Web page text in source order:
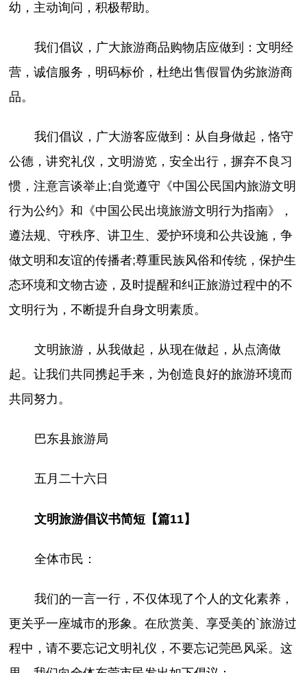
幼，主动询问，积极帮助。
我们倡议，广大旅游商品购物店应做到：文明经
营，诚信服务，明码标价，杜绝出售假冒伪劣旅游商
品。
我们倡议，广大游客应做到：从自身做起，恪守
公德，讲究礼仪，文明游览，安全出行，摒弃不良习
惯，注意言谈举止;自觉遵守《中国公民国内旅游文明
行为公约》和《中国公民出境旅游文明行为指南》，
遵法规、守秩序、讲卫生、爱护环境和公共设施，争
做文明和友谊的传播者;尊重民族风俗和传统，保护生
态环境和文物古迹，及时提醒和纠正旅游过程中的不
文明行为，不断提升自身文明素质。
文明旅游，从我做起，从现在做起，从点滴做
起。让我们共同携起手来，为创造良好的旅游环境而
共同努力。
巴东县旅游局
五月二十六日
文明旅游倡议书简短【篇11】
全体市民：
我们的一言一行，不仅体现了个人的文化素养，
更关乎一座城市的形象。在欣赏美、享受美的`旅游过
程中，请不要忘记文明礼仪，不要忘记莞邑风采。这